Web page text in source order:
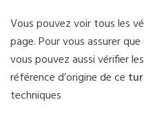
Vous pouvez voir tous les
page. Pour vous assurer que
vous pouvez aussi vérifier
référence d’origine de ce
techniques